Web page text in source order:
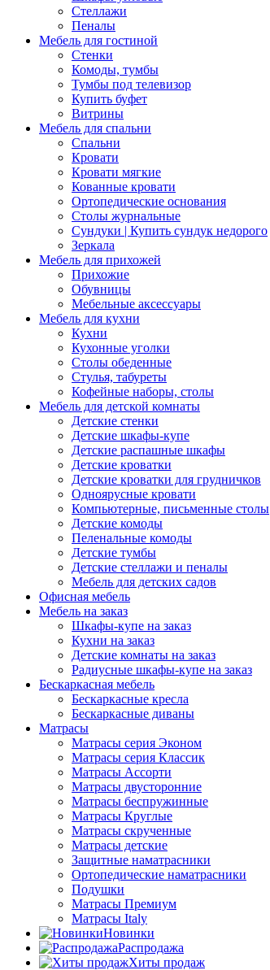
Стеллажи
Пеналы
Мебель для гостиной
Стенки
Комоды, тумбы
Тумбы под телевизор
Купить буфет
Витрины
Мебель для спальни
Спальни
Кровати
Кровати мягкие
Кованные кровати
Ортопедические основания
Столы журнальные
Сундуки | Купить сундук недорого
Зеркала
Мебель для прихожей
Прихожие
Обувницы
Мебельные аксессуары
Мебель для кухни
Кухни
Кухонные уголки
Столы обеденные
Стулья, табуреты
Кофейные наборы, столы
Мебель для детской комнаты
Детские стенки
Детские шкафы-купе
Детские распашные шкафы
Детские кроватки
Детские кроватки для грудничков
Одноярусные кровати
Компьютерные, письменные столы
Детские комоды
Пеленальные комоды
Детские тумбы
Детские стеллажи и пеналы
Мебель для детских садов
Офисная мебель
Мебель на заказ
Шкафы-купе на заказ
Кухни на заказ
Детские комнаты на заказ
Радиусные шкафы-купе на заказ
Бескаркасная мебель
Бескаркасные кресла
Бескаркасные диваны
Матрасы
Матрасы серия Эконом
Матрасы серия Классик
Матрасы Ассорти
Матрасы двусторонние
Матрасы беспружинные
Матрасы Круглые
Матрасы скрученные
Матрасы детские
Защитные наматрасники
Ортопедические наматрасники
Подушки
Матрасы Премиум
Матрасы Italy
Новинки
Распродажа
Хиты продаж